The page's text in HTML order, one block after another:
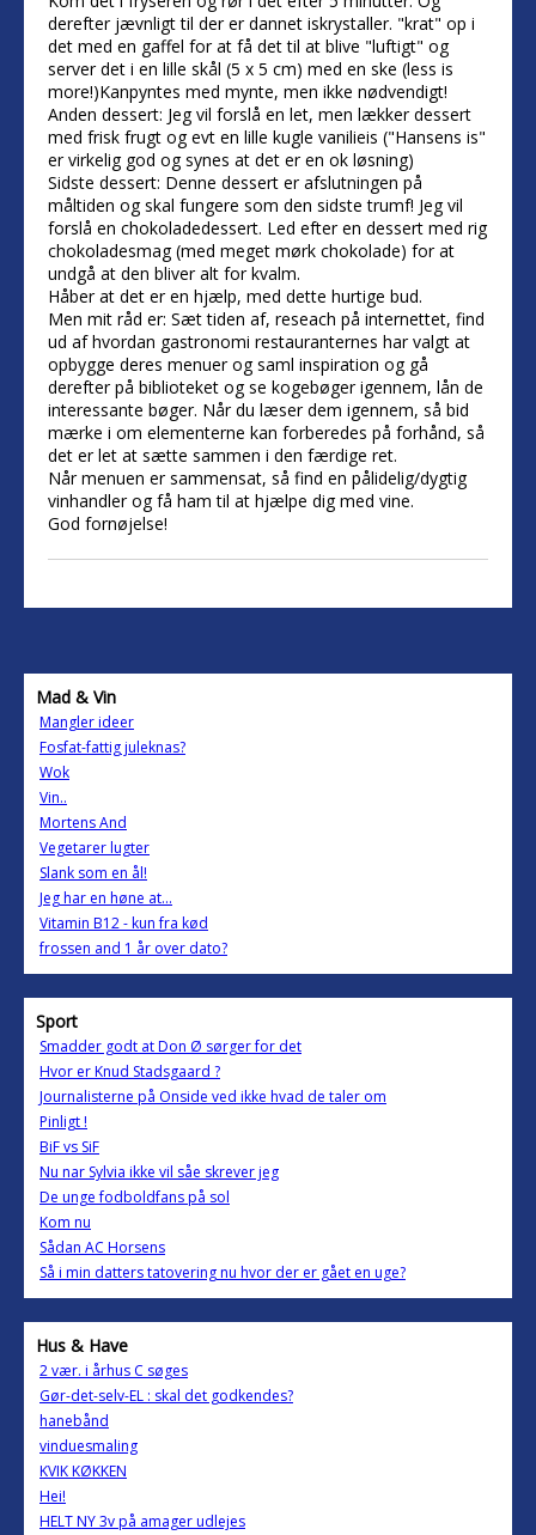
derefter jævnligt til der er dannet iskrystaller. "krat" op i
det med en gaffel for at få det til at blive "luftigt" og
server det i en lille skål (5 x 5 cm) med en ske (less is
more!)Kanpyntes med mynte, men ikke nødvendigt!
Anden dessert: Jeg vil forslå en let, men lækker dessert
med frisk frugt og evt en lille kugle vanilieis ("Hansens is"
er virkelig god og synes at det er en ok løsning)
Sidste dessert: Denne dessert er afslutningen på
måltiden og skal fungere som den sidste trumf! Jeg vil
forslå en chokoladedessert. Led efter en dessert med rig
chokoladesmag (med meget mørk chokolade) for at
undgå at den bliver alt for kvalm.
Håber at det er en hjælp, med dette hurtige bud.
Men mit råd er: Sæt tiden af, reseach på internettet, find
ud af hvordan gastronomi restauranternes har valgt at
opbygge deres menuer og saml inspiration og gå
derefter på biblioteket og se kogebøger igennem, lån de
interessante bøger. Når du læser dem igennem, så bid
mærke i om elementerne kan forberedes på forhånd, så
det er let at sætte sammen i den færdige ret.
Når menuen er sammensat, så find en pålidelig/dygtig
vinhandler og få ham til at hjælpe dig med vine.
God fornøjelse!
Mad & Vin
Mangler ideer
Fosfat-fattig juleknas?
Wok
Vin..
Mortens And
Vegetarer lugter
Slank som en ål!
Jeg har en høne at...
Vitamin B12 - kun fra kød
frossen and 1 år over dato?
Sport
Smadder godt at Don Ø sørger for det
Hvor er Knud Stadsgaard ?
Journalisterne på Onside ved ikke hvad de taler om
Pinligt !
BiF vs SiF
Nu nar Sylvia ikke vil såe skrever jeg
De unge fodboldfans på sol
Kom nu
Sådan AC Horsens
Så i min datters tatovering nu hvor der er gået en uge?
Hus & Have
2 vær. i århus C søges
Gør-det-selv-EL : skal det godkendes?
hanebånd
vinduesmaling
KVIK KØKKEN
Hei!
HELT NY 3v på amager udlejes